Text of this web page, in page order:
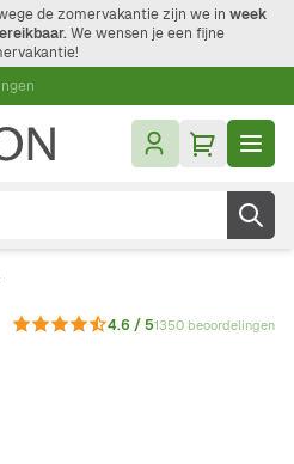
de zomervakantie zijn we in week
We wensen je een fijne
4.6 / 51350 beoordelingen